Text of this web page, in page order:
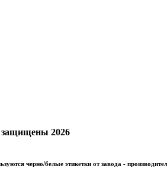
2026
черно/белые этикетки от завода -